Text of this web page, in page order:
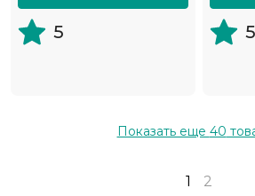
5 5
Показать еще 40
1 2